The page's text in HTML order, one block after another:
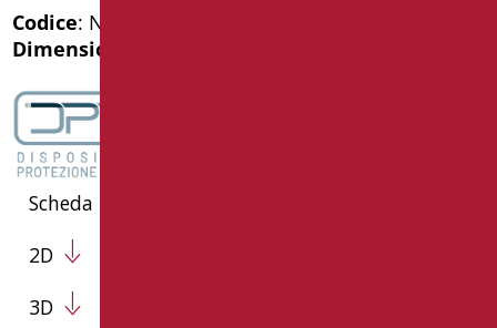
Codice: N-ZA05U
Dimensioni
Scheda Tecnica
2D
3D